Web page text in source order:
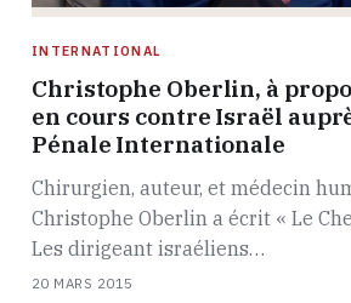
INTERNATIONAL
Christophe Oberlin, à
en cours contre Israël
Pénale Internationale
Chirurgien, auteur, et médecin
Christophe Oberlin a écrit « Le
Les dirigeant israéliens…
20 MARS 2015